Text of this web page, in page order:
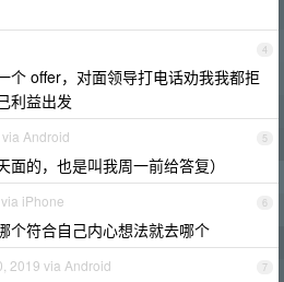
4
个 offer，对面领导打电话劝我我都拒
利益出发
5
Android
的，也是叫我周一前给答复）
6
iPhone
个符合自己内心想法就去哪个
7
2019 via Android